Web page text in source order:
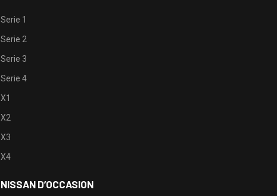
Serie 1
Serie 2
Serie 3
Serie 4
X1
X2
X3
X4
NISSAN D’OCCASION